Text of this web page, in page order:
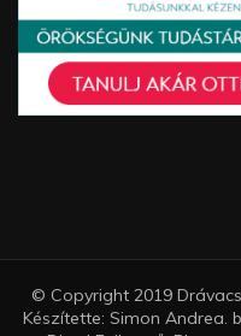
© Copyright 2019
Készítette: Simon Andrea.